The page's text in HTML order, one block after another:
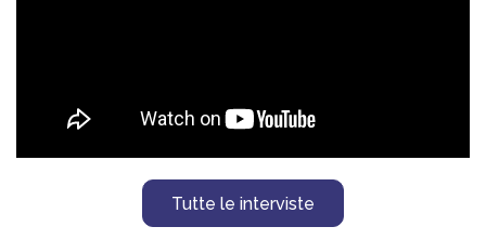
R
Tutte le interviste